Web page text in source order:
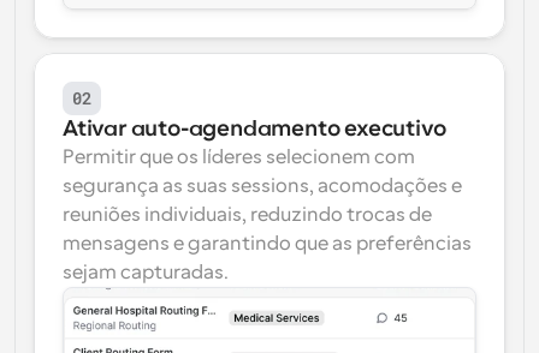
02
Ativar auto-agendamento executivo
Permitir que os líderes selecionem com
segurança as suas sessions, acomodações e
reuniões individuais, reduzindo trocas de
mensagens e garantindo que as preferências
sejam capturadas.